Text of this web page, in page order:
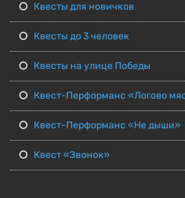
Квесты для новичков
Квесты до 3 человек
Квесты на улице Победы
Квест-Перформанс «Логово
Квест-Перформанс «Не дыши»
Квест «Звонок»